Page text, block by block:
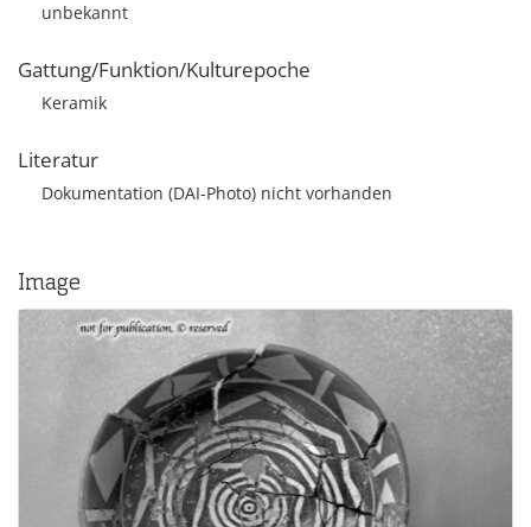
unbekannt
Gattung/Funktion/Kulturepoche
Keramik
Literatur
Dokumentation (DAI-Photo) nicht vorhanden
Image